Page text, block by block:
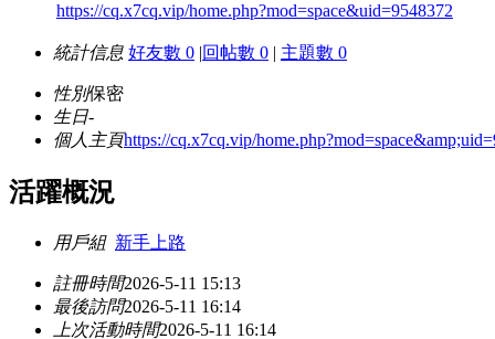
https://cq.x7cq.vip/home.php?mod=space&uid=9548372
統計信息 好友數 0 |回帖數 0 | 主題數 0
性別保密
生日-
個人主頁https://cq.x7cq.vip/
活躍概況
用戶組 新手上路
註冊時間2026-5-11 15:13
最後訪問2026-5-11 16:14
上次活動時間2026-5-11 16:14